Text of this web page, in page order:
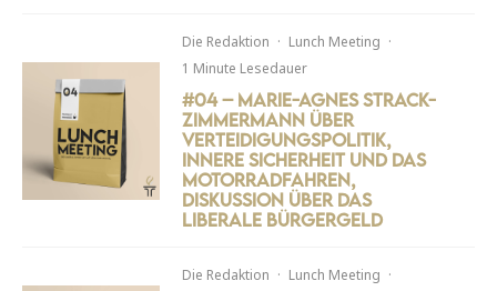
Die Redaktion · Lunch Meeting ·
1 Minute Lesedauer
#04 – Marie-Agnes Strack-
Zimmermann über
Verteidigungspolitik,
innere Sicherheit und das
Motorradfahren,
Diskussion über das
liberale Bürgergeld
Die Redaktion · Lunch Meeting ·